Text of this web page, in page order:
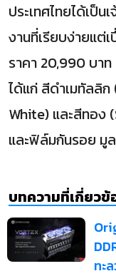
ประเทศไทยได้เป็
งานที่เรียบง่ายแต่
ราคา 20,990 บา
ได้แก่ สีดำเมทัลลิ
White) และสีทอง
และฟิล์มกันรอย มู
บทความที่เกี่ยวข้
ทะ